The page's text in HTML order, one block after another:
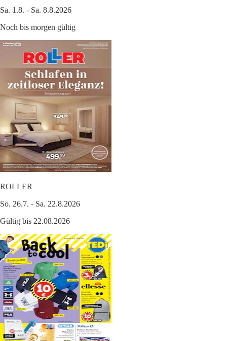
Sa. 1.8. - Sa. 8.8.2026
Noch bis morgen gültig
ROLLER
So. 26.7. - Sa. 22.8.2026
Gültig bis 22.08.2026